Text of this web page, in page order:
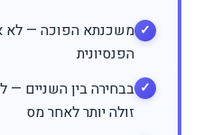
משכנתא הפוכה — לא
הפנסיונית
בבחירה בין השניים
זולה יותר לאחר מס